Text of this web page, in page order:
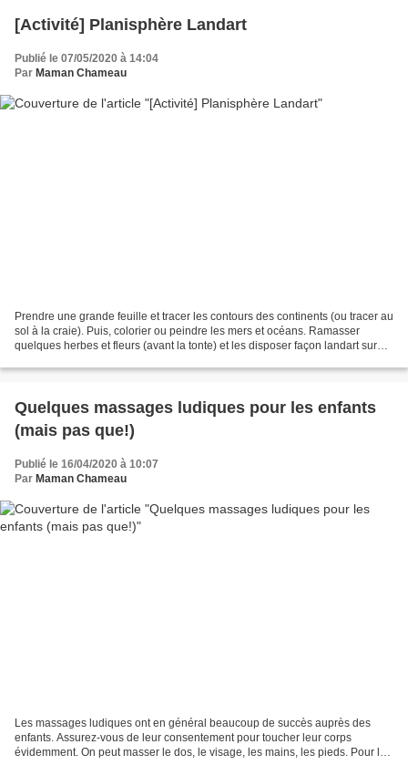
[Activité] Planisphère Landart
Publié le 07/05/2020 à 14:04
Par Maman Chameau
Prendre une grande feuille et tracer les contours des continents (ou tracer au
sol à la craie). Puis, colorier ou peindre les mers et océans. Ramasser
quelques herbes et fleurs (avant la tonte) et les disposer façon landart sur
Quelques massages ludiques pour les enfants
(mais pas que!)
Publié le 16/04/2020 à 10:07
Par Maman Chameau
Les massages ludiques ont en général beaucoup de succès auprès des
enfants. Assurez-vous de leur consentement pour toucher leur corps
évidemment. On peut masser le dos, le visage, les mains, les pieds. Pour les